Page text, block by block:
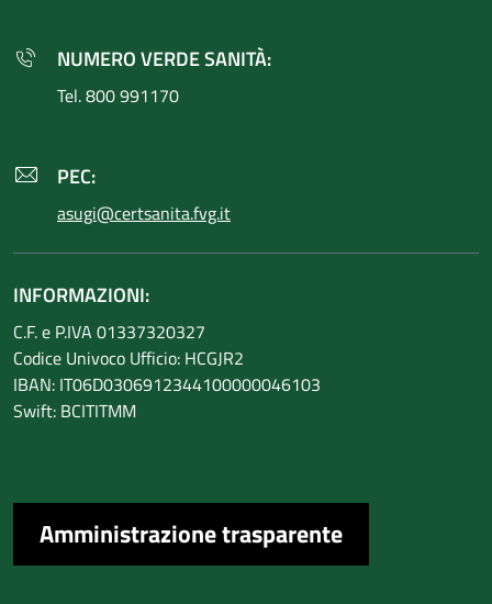
NUMERO VERDE SANITÀ:
Tel. 800 991170
PEC:
asugi@certsanita.fvg.it
INFORMAZIONI:
C.F. e P.IVA 01337320327
Codice Univoco Ufficio: HCGJR2
IBAN: IT06D0306912344100000046103
Swift: BCITITMM
Amministrazione trasparente